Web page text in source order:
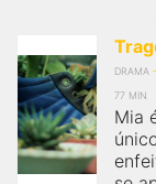
DRAMA
77 MIN
Mia